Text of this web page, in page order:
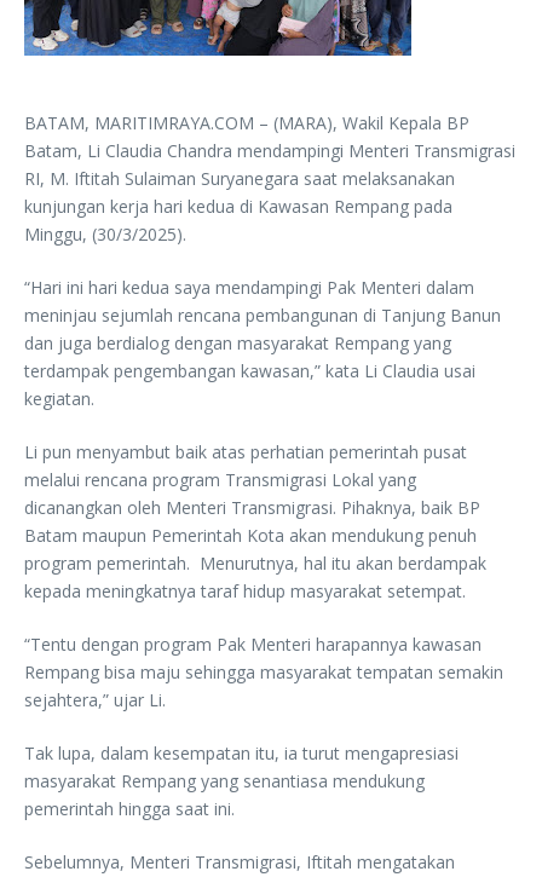
BATAM, MARITIMRAYA.COM – (MARA), Wakil Kepala BP
Batam, Li Claudia Chandra mendampingi Menteri Transmigrasi
RI, M. Iftitah Sulaiman Suryanegara saat melaksanakan
kunjungan kerja hari kedua di Kawasan Rempang pada
Minggu, (30/3/2025).
“Hari ini hari kedua saya mendampingi Pak Menteri dalam
meninjau sejumlah rencana pembangunan di Tanjung Banun
dan juga berdialog dengan masyarakat Rempang yang
terdampak pengembangan kawasan,” kata Li Claudia usai
kegiatan.
Li pun menyambut baik atas perhatian pemerintah pusat
melalui rencana program Transmigrasi Lokal yang
dicanangkan oleh Menteri Transmigrasi. Pihaknya, baik BP
Batam maupun Pemerintah Kota akan mendukung penuh
program pemerintah. Menurutnya, hal itu akan berdampak
kepada meningkatnya taraf hidup masyarakat setempat.
“Tentu dengan program Pak Menteri harapannya kawasan
Rempang bisa maju sehingga masyarakat tempatan semakin
sejahtera,” ujar Li.
Tak lupa, dalam kesempatan itu, ia turut mengapresiasi
masyarakat Rempang yang senantiasa mendukung
pemerintah hingga saat ini.
Sebelumnya, Menteri Transmigrasi, Iftitah mengatakan